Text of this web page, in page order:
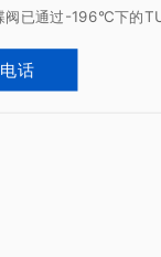
阀已通过-196°C下的
话